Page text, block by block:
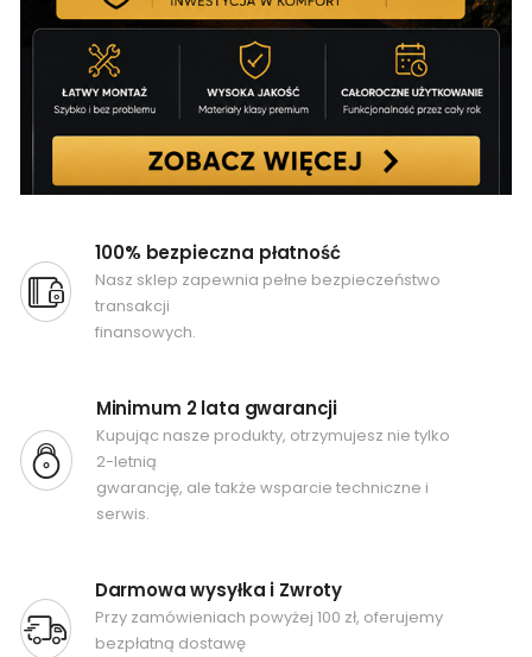
100% bezpieczna płatność
Nasz sklep zapewnia pełne bezpieczeństwo
transakcji
finansowych.
Minimum 2 lata gwarancji
Kupując nasze produkty, otrzymujesz nie tylko
2-letnią
gwarancję, ale także wsparcie techniczne i
serwis.
Darmowa wysyłka i Zwroty
Przy zamówieniach powyżej 100 zł, oferujemy
bezpłatną dostawę